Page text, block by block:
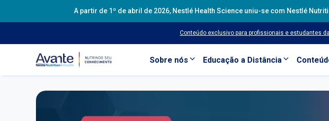
A partir de 1º de abril de 2026, Nestlé Health Science uniu-se com Nestlé
Conteúdo exclusivo para profissionais e estudantes
Sobre nós Educação a Distância